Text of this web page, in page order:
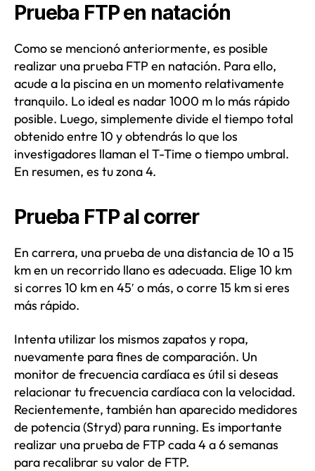
Prueba FTP en natación
Como se mencionó anteriormente, es posible
realizar una prueba FTP en natación. Para ello,
acude a la piscina en un momento relativamente
tranquilo. Lo ideal es nadar 1000 m lo más rápido
posible. Luego, simplemente divide el tiempo total
obtenido entre 10 y obtendrás lo que los
investigadores llaman el T-Time o tiempo umbral.
En resumen, es tu zona 4.
Prueba FTP al correr
En carrera, una prueba de una distancia de 10 a 15
km en un recorrido llano es adecuada. Elige 10 km
si corres 10 km en 45′ o más, o corre 15 km si eres
más rápido.
Intenta utilizar los mismos zapatos y ropa,
nuevamente para fines de comparación. Un
monitor de frecuencia cardíaca es útil si deseas
relacionar tu frecuencia cardíaca con la velocidad.
Recientemente, también han aparecido medidores
de potencia (Stryd) para running. Es importante
realizar una prueba de FTP cada 4 a 6 semanas
para recalibrar su valor de FTP.